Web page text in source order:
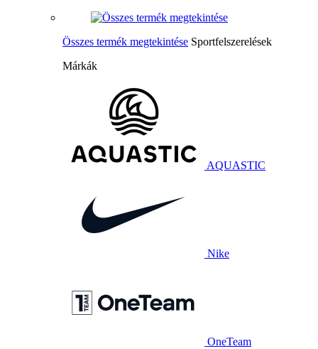
Összes termék megtekintése Sportfelszerelések
Márkák
AQUASTIC
Nike
OneTeam